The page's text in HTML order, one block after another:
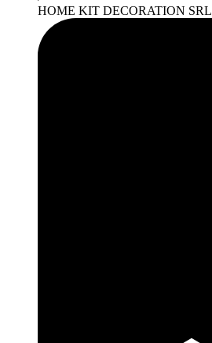
HOME KIT DECORATION SRL